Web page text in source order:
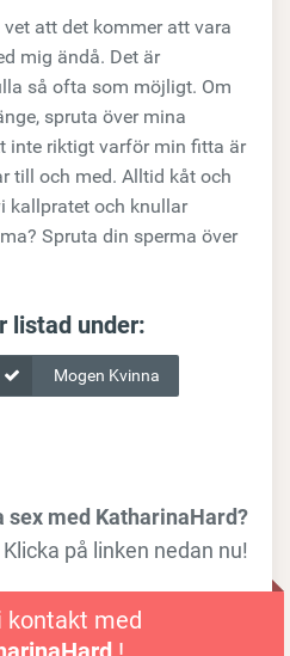
att det kommer att vara
mig ändå. Det är
så ofta som möjligt. Om
spruta över mina
inte riktigt varför min fitta är
till och med. Alltid kåt och
kallpratet och knullar
Spruta din sperma över
listad under:
Mogen Kvinna
sex med KatharinaHard?
Klicka på linken nedan nu!
kontakt med